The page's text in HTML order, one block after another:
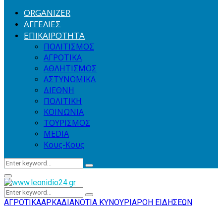
ORGANIZER
ΑΓΓΕΛΙΕΣ
ΕΠΙΚΑΙΡΟΤΗΤΑ
ΠΟΛΙΤΙΣΜΟΣ
ΑΓΡΟΤΙΚΑ
ΑΘΛΗΤΙΣΜΟΣ
ΑΣΤΥΝΟΜΙΚΑ
ΔΙΕΘΝΗ
ΠΟΛΙΤΙΚΗ
ΚΟΙΝΩΝΙΑ
ΤΟΥΡΙΣΜΟΣ
MEDIA
Κους-Κους
Search
Search
Primary
Menu
Search
for:
Search
ΑΓΡΟΤΙΚΑΑΡΚΑΔΙΑΝΟΤΙΑ ΚΥΝΟΥΡΙΑΡΟΗ ΕΙΔΗΣΕΩΝ